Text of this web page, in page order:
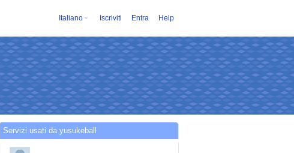
Italiano Iscriviti Entra Help
Servizi usati da yusukeball